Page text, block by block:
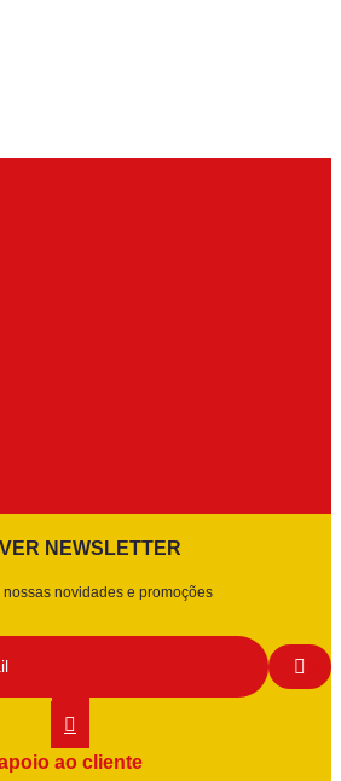
NEWSLETTER
nossas novidades e promoções
ao cliente